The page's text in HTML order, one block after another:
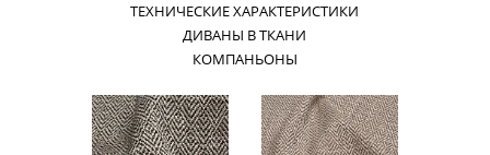
ТЕХНИЧЕСКИЕ ХАРАКТЕРИСТИКИ
ДИВАНЫ В ТКАНИ
КОМПАНЬОНЫ